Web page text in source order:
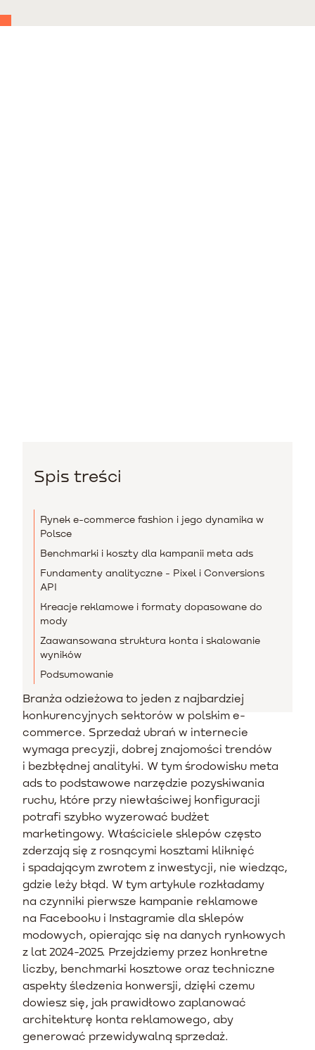
Spis treści
Rynek e-commerce fashion i jego dynamika w
Polsce
Benchmarki i koszty dla kampanii meta ads
Fundamenty analityczne - Pixel i Conversions
API
Kreacje reklamowe i formaty dopasowane do
mody
Zaawansowana struktura konta i skalowanie
wyników
Podsumowanie
Branża odzieżowa to jeden z najbardziej
konkurencyjnych sektorów w polskim e-
commerce. Sprzedaż ubrań w internecie
wymaga precyzji, dobrej znajomości trendów
i bezbłędnej analityki. W tym środowisku meta
ads to podstawowe narzędzie pozyskiwania
ruchu, które przy niewłaściwej konfiguracji
potrafi szybko wyzerować budżet
marketingowy. Właściciele sklepów często
zderzają się z rosnącymi kosztami kliknięć
i spadającym zwrotem z inwestycji, nie wiedząc,
gdzie leży błąd. W tym artykule rozkładamy
na czynniki pierwsze kampanie reklamowe
na Facebooku i Instagramie dla sklepów
modowych, opierając się na danych rynkowych
z lat 2024-2025. Przejdziemy przez konkretne
liczby, benchmarki kosztowe oraz techniczne
aspekty śledzenia konwersji, dzięki czemu
dowiesz się, jak prawidłowo zaplanować
architekturę konta reklamowego, aby
generować przewidywalną sprzedaż.